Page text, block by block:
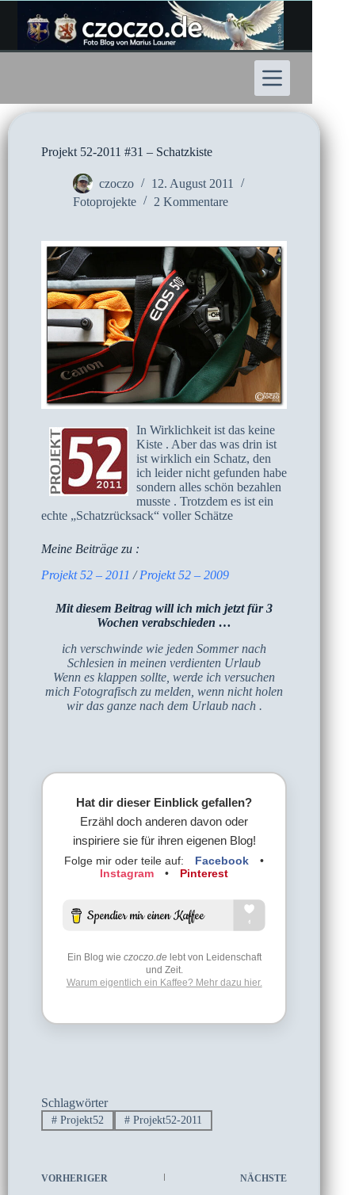
Inhalt
springen
Projekt 52-2011 #31 – Schatzkiste
czoczo
12. August 2011
Fotoprojekte
2 Kommentare
In Wirklichkeit ist das keine
Kiste . Aber das was drin ist
ist wirklich ein Schatz, den
ich leider nicht gefunden habe
sondern alles schön bezahlen
musste . Trotzdem es ist ein
echte „Schatzrücksack“ voller Schätze
Meine Beiträge zu :
Projekt 52 – 2011 /Projekt 52 – 2009
Mit diesem Beitrag will ich mich jetzt für 3
Wochen verabschieden …
ich verschwinde wie jeden Sommer nach
Schlesien in meinen verdienten Urlaub
Wenn es klappen sollte, werde ich versuchen
mich Fotografisch zu melden, wenn nicht holen
wir das ganze nach dem Urlaub nach .
Hat dir dieser Einblick gefallen?
Erzähl doch anderen davon oder
inspiriere sie für ihren eigenen Blog!
Folge mir oder teile auf: Facebook
•
Instagram
• Pinterest
Ein Blog wie czoczo.delebt von Leidenschaft
und Zeit.
Warum eigentlich ein Kaffee? Mehr dazu hier.
Schlagwörter
#Projekt52 #Projekt52-2011
VORHERIGER NÄCHSTE